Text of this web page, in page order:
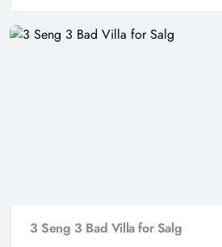
3 Seng 3 Bad Villa for Salg